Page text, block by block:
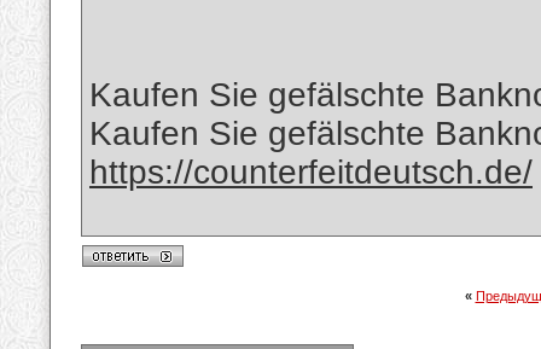
Kaufen Sie gefälschte
Kaufen Sie gefälschte
https://counterfeitdeutsch.de/
«